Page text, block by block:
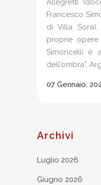
Allegretti
Francesco
di Villa
proprie opere
Simoncelli è
dell'ombra",
07 Gennaio,
Archivi
Luglio 2026
Giugno 2026